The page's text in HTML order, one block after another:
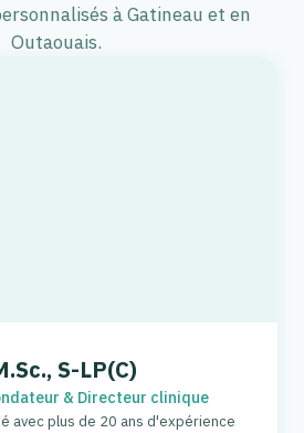
à Gatineau et en
Outaouais.
S-LP(C)
& Directeur clinique
avec plus de 20 ans d'expérience